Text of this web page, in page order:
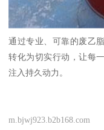
通过专业、可靠的废乙
转化为切实行动，让每
注入持久动力。
m.bjwj923.b2b168.com